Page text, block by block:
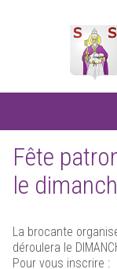
Fête
le
La brocante
déroulera le
Pour vous inscrire :